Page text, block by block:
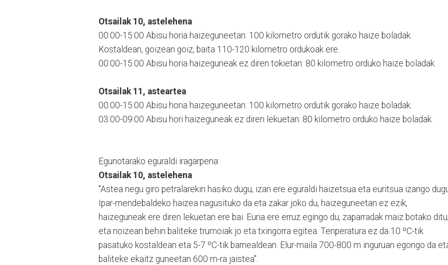
Otsailak 10, astelehena
00:00-15:00 Abisu horia haizeguneetan: 100 kilometro ordutik gorako haize boladak.
Kostaldean, goizean goiz, baita 110-120 kilometro ordukoak ere.
00:00-15:00 Abisu horia haizeguneak ez diren tokietan: 80 kilometro orduko haize boladak.
Otsailak 11, asteartea
00:00-15:00 Abisu horia haizeguneetan: 100 kilometro ordutik gorako haize boladak.
03:00-09:00 Abisu hori haizeguneak ez diren lekuetan: 80 kilometro orduko haize boladak.
Egunotarako eguraldi iragarpena:
Otsailak 10, astelehena
"Astea negu giro petralarekin hasiko dugu, izan ere eguraldi haizetsua eta euritsua izango
Ipar-mendebaldeko haizea nagusituko da eta zakar joko du, haizeguneetan ez ezik,
haizeguneak ere diren lekuetan ere bai. Euria ere erruz egingo du, zaparradak maiz botako ditu,
eta noizean behin baliteke trumoiak jo eta txingorra egitea. Tenperatura ez da 10 ºC-tik
pasatuko kostaldean eta 5-7 ºC-tik barnealdean. Elur-maila 700-800 m inguruan egongo da
baliteke ekaitz guneetan 600 m-ra jaistea".